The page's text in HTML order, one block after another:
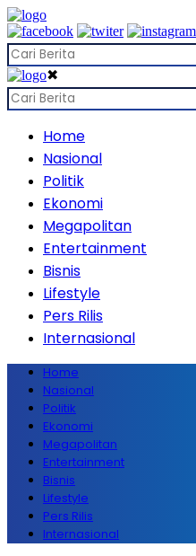
✖
Home
Nasional
Politik
Ekonomi
Megapolitan
Entertainment
Bisnis
Lifestyle
Pers Rilis
Internasional
Home
Nasional
Politik
Ekonomi
Megapolitan
Entertainment
Bisnis
Lifestyle
Pers Rilis
Internasional